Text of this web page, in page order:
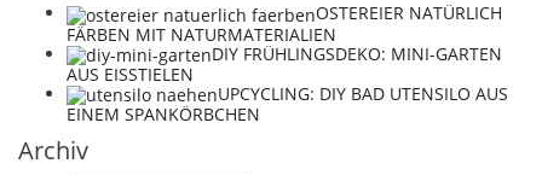
OSTEREIER NATÜRLICH
FÄRBEN MIT NATURMATERIALIEN
DIY FRÜHLINGSDEKO: MINI-GARTEN
AUS EISSTIELEN
UPCYCLING: DIY BAD UTENSILO AUS
EINEM SPANKÖRBCHEN
Archiv